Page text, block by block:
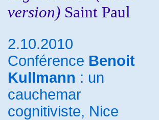
version) Saint Paul
2.10.2010
Conférence Benoit
Kullmann : un
cauchemar
cognitiviste, Nice